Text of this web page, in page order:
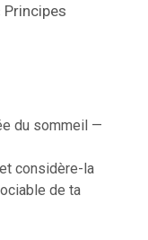
Principes
du sommeil —
considère-la
de ta